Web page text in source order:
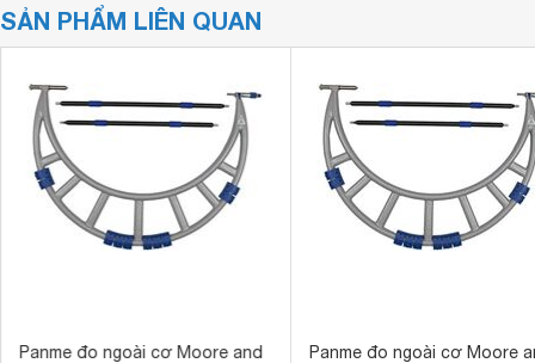
SẢN PHẨM LIÊN QUAN
Panme đo ngoài cơ Moore and
Panme đo ngoài cơ Moore